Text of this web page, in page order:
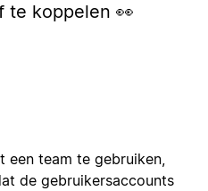
te koppelen 👀
een team te gebruiken,
de gebruikersaccounts